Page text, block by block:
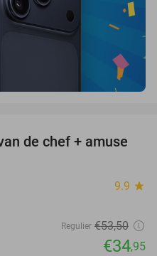
35%
de chef + amuse
9.9 star
Regulier €53,50
€34,95